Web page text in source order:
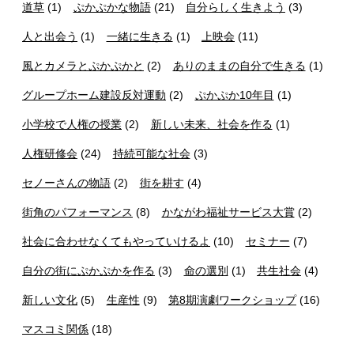
道草 (1) ぷかぷかな物語(21) 自分らしく生きよう (3)
人と出会う (1) 一緒に生きる (1) 上映会 (11)
風とカメラとぷかぷかと (2) ありのままの自分で生きる (1)
グループホーム建設反対運動 (2) ぷかぷか10年目 (1)
小学校で人権の授業 (2) 新しい未来、社会を作る (1)
人権研修会 (24) 持続可能な社会(3)
セノーさんの物語 (2) 街を耕す (4)
街角のパフォーマンス (8) かながわ福祉サービス大賞(2)
社会に合わせなくてもやっていけるよ (10) セミナー (7)
自分の街にぷかぷかを作る (3) 命の選別 (1) 共生社会 (4)
新しい文化 (5) 生産性 (9) 第8期演劇ワークショップ(16)
マスコミ関係 (18)